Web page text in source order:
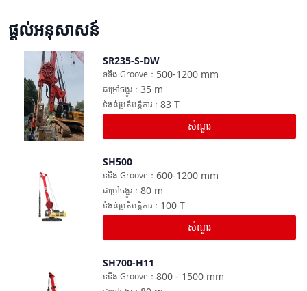
ផ្តល់អនុសាសន៍
ប្រៀបធៀប
SR235-S-DW
500-1200 mm
ទទឹង Groove ：
35 m
ជម្រៅចង្អូរ ：
83 T
ទំងន់ប្រតិបត្តិការ ：
សំណួរ
SH500
600-1200 mm
ទទឹង Groove ：
80 m
ជម្រៅចង្អូរ ：
100 T
ទំងន់ប្រតិបត្តិការ ：
សំណួរ
SH700-H11
800 - 1500 mm
ទទឹង Groove ：